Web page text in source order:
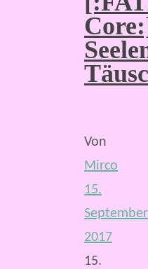
Von
Mirco
15.
September
2017
15.